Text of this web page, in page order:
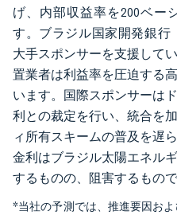
げ、内部収益率を200ベー
す。ブラジル国家開発銀行
大手スポンサーを支援して
置業者は利益率を圧迫する
います。国際スポンサーは
利との裁定を行い、統合を
ィ所有スキームの普及を遅
金利はブラジル太陽エネル
するものの、阻害するもの
*当社の予測では、推進要因お